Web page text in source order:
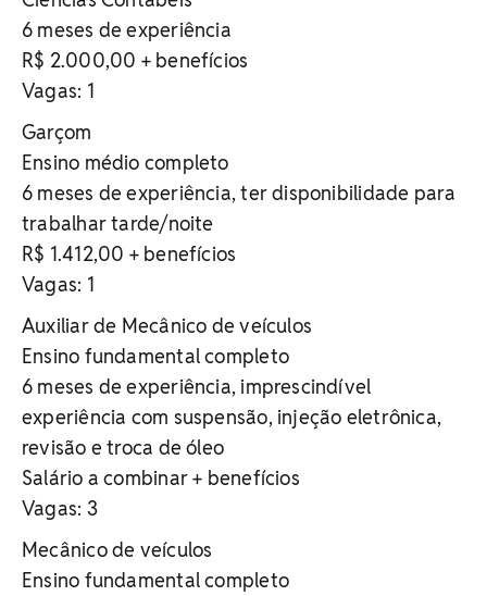
6 meses de experiência
R$ 2.000,00 + benefícios
Vagas: 1
Garçom
Ensino médio completo
6 meses de experiência, ter disponibilidade para
trabalhar tarde/noite
R$ 1.412,00 + benefícios
Vagas: 1
Auxiliar de Mecânico de veículos
Ensino fundamental completo
6 meses de experiência, imprescindível
experiência com suspensão, injeção eletrônica,
revisão e troca de óleo
Salário a combinar + benefícios
Vagas: 3
Mecânico de veículos
Ensino fundamental completo